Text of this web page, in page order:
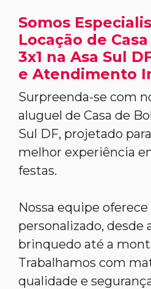
Somos
Locação de
3x1 na Asa Sul
e Atendimento
Surpreenda-se com
aluguel de Casa de
Sul DF, projetado
melhor experiência
festas.
Nossa equipe
personalizado, desde
brinquedo até a
Trabalhamos com
qualidade e